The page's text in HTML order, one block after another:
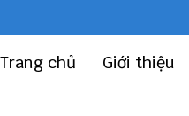
Trang chủ Giới thiệu